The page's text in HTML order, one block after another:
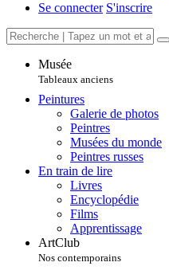
Se connecter S'inscrire
Musée
Tableaux anciens
Peintures
Galerie de photos
Peintres
Musées du monde
Peintres russes
En train de lire
Livres
Encyclopédie
Films
Apprentissage
ArtClub
Nos contemporains